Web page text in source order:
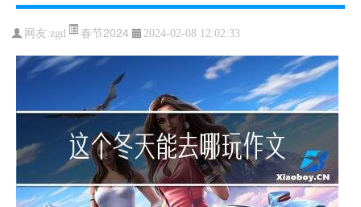
网友:zgd 春节2024 2024-02-08 12:02:33